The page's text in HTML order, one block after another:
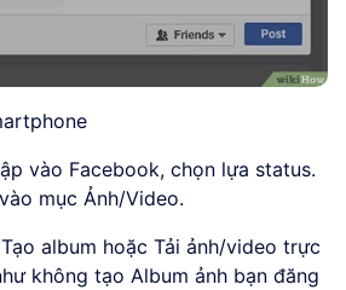
vào Facebook, chọn lựa status.
mục Ảnh/Video.
album hoặc Tải ảnh/video trực
không tạo Album ảnh bạn đăng